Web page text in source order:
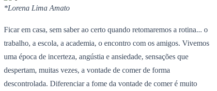
*Lorena Lima Amato
Ficar em casa, sem saber ao certo quando retomaremos a rotina... o
trabalho, a escola, a academia, o encontro com os amigos. Vivemos
uma época de incerteza, angústia e ansiedade, sensações que
despertam, muitas vezes, a vontade de comer de forma
descontrolada. Diferenciar a fome da vontade de comer é muito